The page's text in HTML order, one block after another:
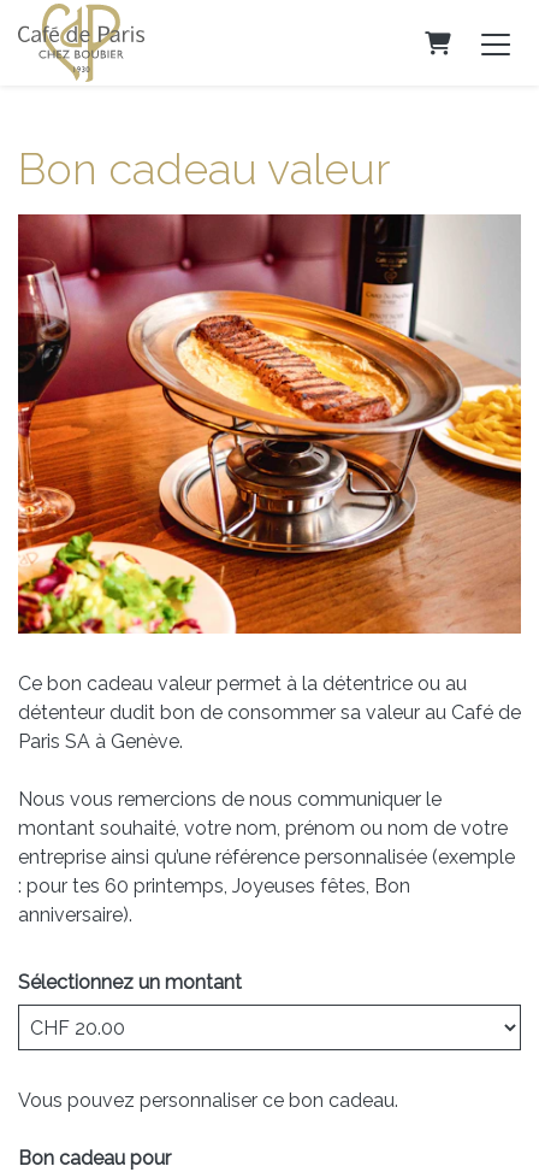
Panier
Bon cadeau valeur
Ce bon cadeau valeur permet à la détentrice ou au
détenteur dudit bon de consommer sa valeur au Café de
Paris SA à Genève.
Nous vous remercions de nous communiquer le
montant souhaité, votre nom, prénom ou nom de votre
entreprise ainsi qu’une référence personnalisée (exemple
: pour tes 60 printemps, Joyeuses fêtes, Bon
anniversaire).
Sélectionnez un montant
Vous pouvez personnaliser ce bon cadeau.
Bon cadeau pour